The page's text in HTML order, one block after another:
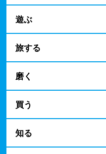
遊ぶ
旅する
磨く
買う
知る